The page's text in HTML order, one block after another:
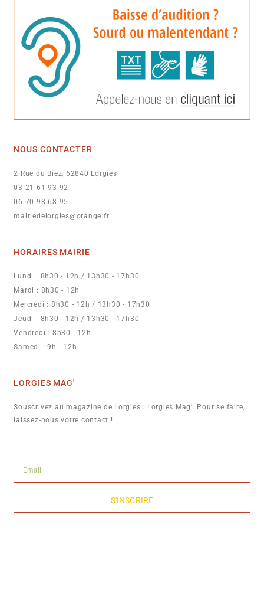
NOUS CONTACTER
2 Rue du Biez, 62840 Lorgies
03 21 61 93 92
06 70 98 68 95
mairiedelorgies@orange.fr
HORAIRES MAIRIE
Lundi : 8h30 - 12h / 13h30 - 17h30
Mardi : 8h30 - 12h
Mercredi : 8h30 - 12h / 13h30 - 17h30
Jeudi : 8h30 - 12h / 13h30 - 17h30
Vendredi : 8h30 - 12h
Samedi : 9h - 12h
LORGIES MAG'
Souscrivez au magazine de Lorgies : Lorgies Mag’. Pour se faire,
laissez-nous votre contact !
S'INSCRIRE